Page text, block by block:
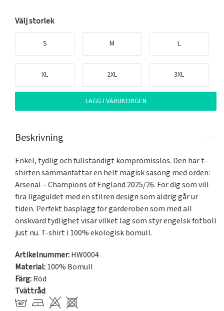
Välj storlek
S M L
XL 2XL 3XL
LÄGG I VARUKORGEN
Beskrivning
Enkel, tydlig och fullständigt kompromisslös. Den här t-
shirten sammanfattar en helt magisk säsong med orden:
Arsenal – Champions of England 2025/26. För dig som vill
fira ligaguldet med en stilren design som aldrig går ur
tiden. Perfekt basplagg för garderoben som med all
önskvärd tydlighet visar vilket lag som styr engelsk fotboll
just nu. T-shirt i 100% ekologisk bomull.
Artikelnummer:HW0004
Material:100% Bomull
Färg:Röd
Tvättråd: